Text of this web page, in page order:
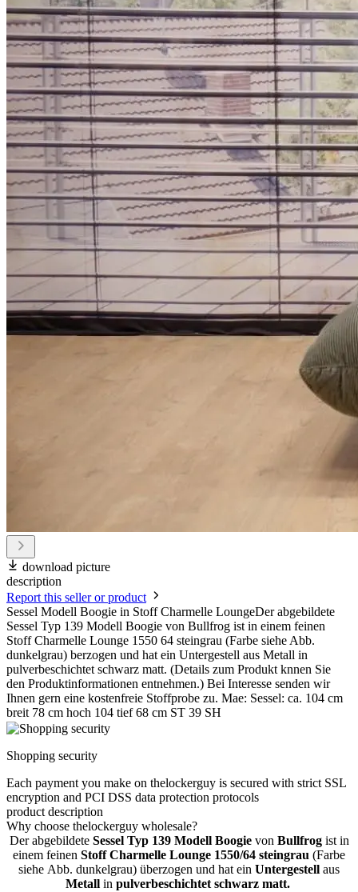
download picture
description
Report this seller or product
Sessel Modell Boogie in Stoff Charmelle LoungeDer abgebildete
Sessel Typ 139 Modell Boogie von Bullfrog ist in einem feinen
Stoff Charmelle Lounge 1550 64 steingrau (Farbe siehe Abb.
dunkelgrau) berzogen und hat ein Untergestell aus Metall in
pulverbeschichtet schwarz matt. (Details zum Produkt knnen Sie
den Produktinformationen entnehmen.) Bei Interesse senden wir
Ihnen gern eine kostenfreie Stoffprobe zu. Mae: Sessel: ca. 104 cm
breit 78 cm hoch 104 tief 68 cm ST 39 SH
Shopping security
Each payment you make on thelockerguy is secured with strict SSL
encryption and PCI DSS data protection protocols
product description
Why choose thelockerguy wholesale?
Der abgebildete Sessel Typ 139 Modell Boogie von Bullfrogist in
einem feinen Stoff Charmelle Lounge 1550/64 steingrau (Farbe
siehe Abb. dunkelgrau) überzogen und hat ein Untergestell aus
Metallin pulverbeschichtet schwarz matt.